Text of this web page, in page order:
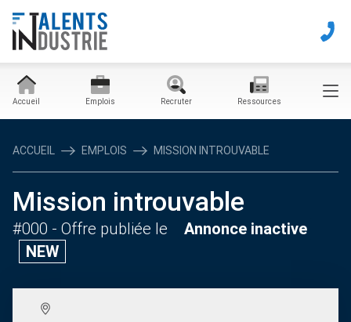
Accueil Emplois Recruter Ressources
ACCUEIL EMPLOIS MISSION INTROUVABLE
Mission introuvable
#000 - Offre publiée le
Annonce inactive
NEW